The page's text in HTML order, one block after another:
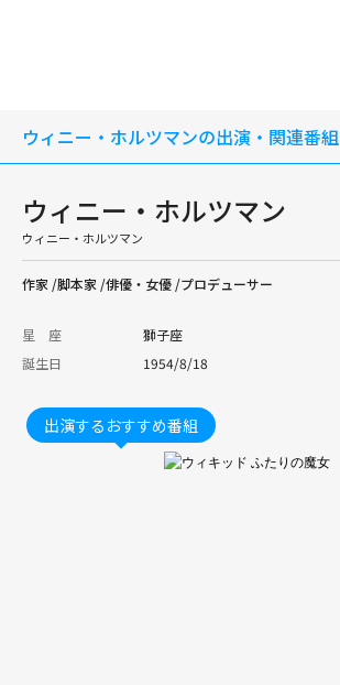
ウィニー・ホルツマンの出演・関連番組
ウィニー・ホルツマン
ウィニー・ホルツマン
作家 /脚本家 /俳優・女優 /プロデューサー
星 座
獅子座
誕生日
1954/8/18
出演するおすすめ番組